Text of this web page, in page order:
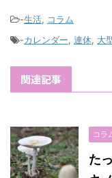
-生活, コラム
-カレンダー, 連休, 大
関連記事
コラ
た